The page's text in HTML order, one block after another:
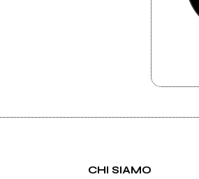
CHI SIAMO